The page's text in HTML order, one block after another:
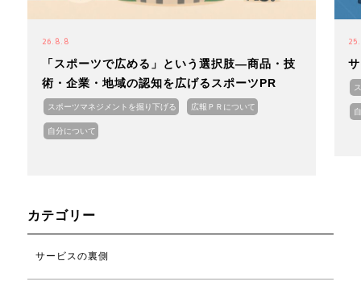
26.8.8
「スポーツで広める」という選択肢―商品・技
術・企業・地域の認知を広げるスポーツPR
スポーツマネジメントを掘り下げる 広報ＰＲについて
自分について
カテゴリー
サービスの裏側